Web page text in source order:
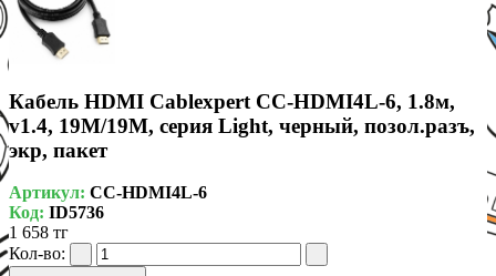
Кабель HDMI Cablexpert CC-HDMI4L-6, 1.8м,
v1.4, 19M/19M, серия Light, черный, позол.разъ,
экр, пакет
Артикул: CC-HDMI4L-6
Код: ID5736
1 658 тг
Кол-во: